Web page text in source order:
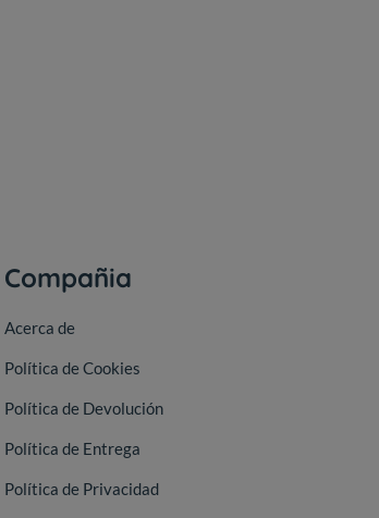
Compañia
Acerca de
Política de Cookies
Política de Devolución
Política de Entrega
Política de Privacidad